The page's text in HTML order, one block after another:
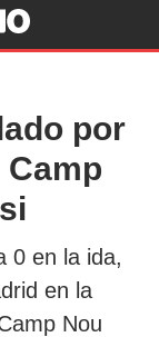
por
Camp
0 en la ida,
en la
Nou